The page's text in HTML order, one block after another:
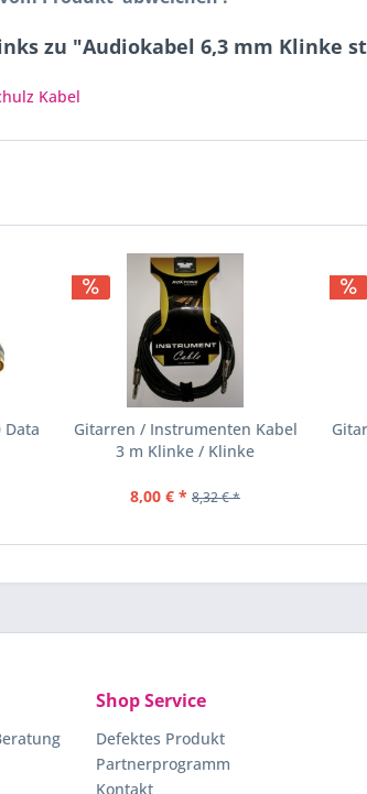
zu "Audiokabel 6,3 mm Klinke
Kabel
Gitarren / Instrumenten Kabel
3 m Klinke / Klinke
8,00 € * 8,32 € *
Shop Service
Defektes Produkt
Partnerprogramm
Kontakt